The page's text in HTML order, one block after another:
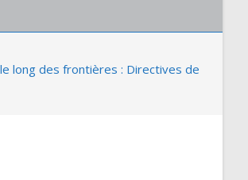
long des frontières : Directives de SAR